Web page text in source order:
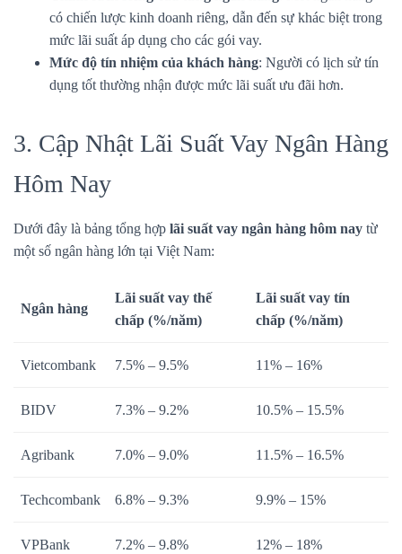
có chiến lược kinh doanh riêng, dẫn đến sự khác biệt trong
mức lãi suất áp dụng cho các gói vay.
Mức độ tín nhiệm của khách hàng: Người có lịch sử tín
dụng tốt thường nhận được mức lãi suất ưu đãi hơn.
3. Cập Nhật Lãi Suất Vay Ngân Hàng
Hôm Nay
Dưới đây là bảng tổng hợp lãi suất vay ngân hàng hôm nay từ
một số ngân hàng lớn tại Việt Nam:
Ngân hàng
Lãi suất vay thế
chấp (%/năm)
Lãi suất vay tín
chấp (%/năm)
Vietcombank 7.5% – 9.5% 11% – 16%
BIDV 7.3% – 9.2% 10.5% – 15.5%
Agribank 7.0% – 9.0% 11.5% – 16.5%
Techcombank 6.8% – 9.3% 9.9% – 15%
VPBank 7.2% – 9.8% 12% – 18%